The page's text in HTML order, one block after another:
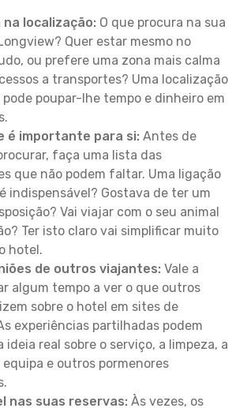
na localização: O que procura na sua
Quer estar mesmo no
ou prefere uma zona mais calma
a transportes? Uma localização
poupar-lhe tempo e dinheiro em
é importante para si: Antes de
faça uma lista das
que não podem faltar. Uma ligação
indispensável? Gostava de ter um
Vai viajar com o seu animal
Ter isto claro vai simplificar muito
hotel.
de outros viajantes: Vale a
algum tempo a ver o que outros
sobre o hotel em sites de
experiências partilhadas podem
ideia real sobre o serviço, a limpeza, a
e outros pormenores
nas suas reservas: Às vezes, os